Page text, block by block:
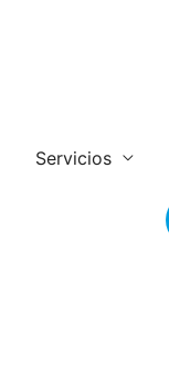
Servicios